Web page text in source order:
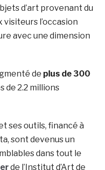
d’art provenant du
l’occasion
avec une dimension
de plus de 300
de 2.2 millions
ses outils, financé à
sont devenus un
dans tout le
de l’Institut d’Art de